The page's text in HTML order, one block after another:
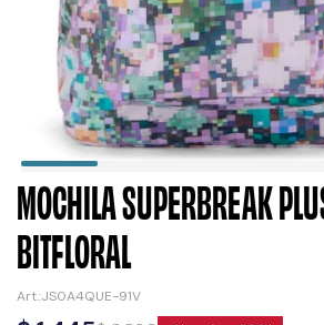
MOCHILA SUPERBREAK
BITFLORAL
JS0A4QUE-91V